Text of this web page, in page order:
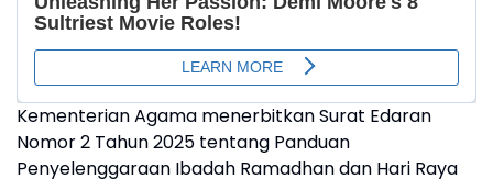
Kementerian Agama menerbitkan Surat Edaran
Nomor 2 Tahun 2025 tentang Panduan
Penyelenggaraan Ibadah Ramadhan dan Hari Raya